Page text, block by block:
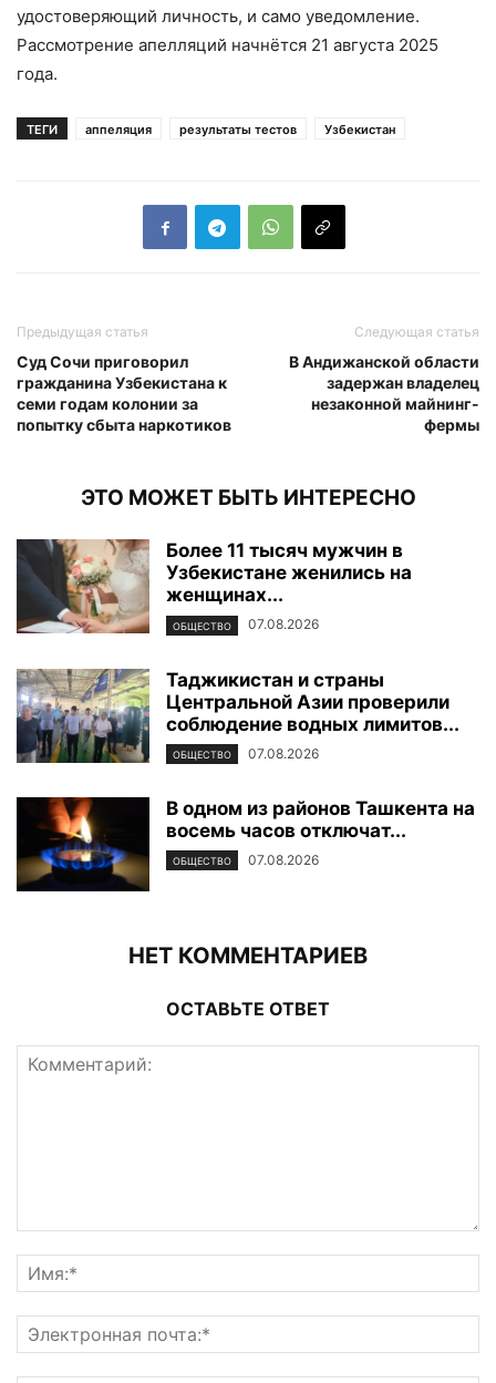
удостоверяющий личность, и само уведомление.
Рассмотрение апелляций начнётся 21 августа 2025
года.
ТЕГИ аппеляция результаты тестов Узбекистан
Предыдущая статья
Суд Сочи приговорил
гражданина Узбекистана к
семи годам колонии за
попытку сбыта наркотиков
Следующая статья
В Андижанской области
задержан владелец
незаконной майнинг-
фермы
ЭТО МОЖЕТ БЫТЬ ИНТЕРЕСНО
Более 11 тысяч мужчин в
Узбекистане женились на
женщинах...
ОБЩЕСТВО 07.08.2026
Таджикистан и страны
Центральной Азии проверили
соблюдение водных лимитов...
ОБЩЕСТВО 07.08.2026
В одном из районов Ташкента на
восемь часов отключат...
ОБЩЕСТВО 07.08.2026
НЕТ КОММЕНТАРИЕВ
ОСТАВЬТЕ ОТВЕТ